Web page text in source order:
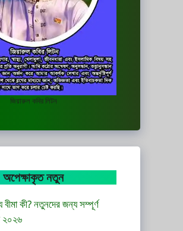
জিয়ারুল কবির লিটন
অপেক্ষাকৃত নতুন
বীমা কী? নতুনদের জন্য সম্পূর্ণ
২০২৬